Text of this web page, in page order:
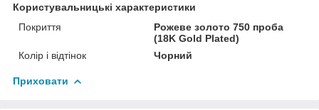
Користувальницькі характеристики
Покриття
Рожеве золото 750 проба
(18K Gold Plated)
Колір і відтінок
Чорний
Приховати